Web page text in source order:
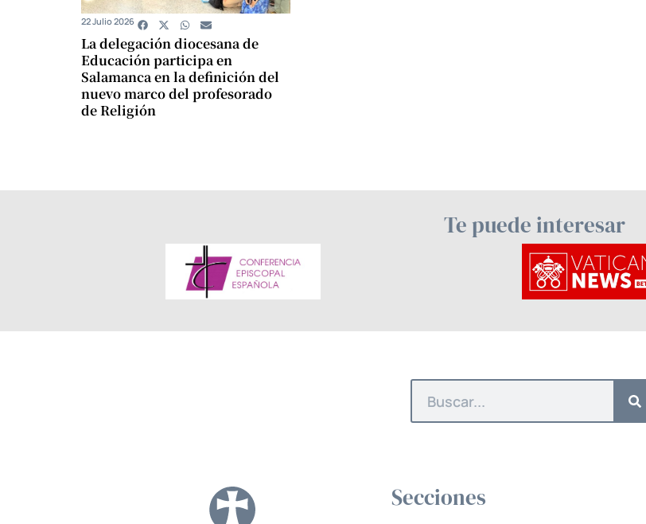
La delegación diocesana de
Educación participa en
Salamanca en la definición del
nuevo marco del profesorado
de Religión
22 Julio 2026
Te puede interesar
Secciones